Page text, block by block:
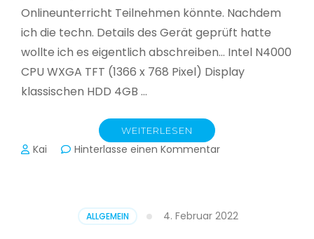
Onlineunterricht Teilnehmen könnte. Nachdem
ich die techn. Details des Gerät geprüft hatte
wollte ich es eigentlich abschreiben… Intel N4000
CPU WXGA TFT (1366 x 768 Pixel) Display
klassischen HDD 4GB …
WEITERLESEN
Kai Hinterlasse einen Kommentarzu
ALLGEMEIN 4. Februar 2022